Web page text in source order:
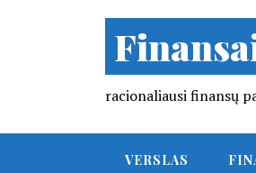
racionaliausi finansų
VERSLAS